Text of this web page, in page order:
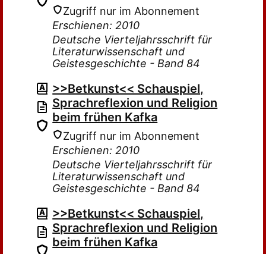
Zugriff nur im Abonnement
Erschienen: 2010
Deutsche Vierteljahrsschrift für
Literaturwissenschaft und
Geistesgeschichte - Band 84
>>Betkunst<< Schauspiel,
Sprachreflexion und Religion
beim frühen Kafka
Zugriff nur im Abonnement
Erschienen: 2010
Deutsche Vierteljahrsschrift für
Literaturwissenschaft und
Geistesgeschichte - Band 84
>>Betkunst<< Schauspiel,
Sprachreflexion und Religion
beim frühen Kafka